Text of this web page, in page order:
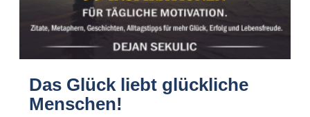
Das Glück liebt glückliche
Menschen!